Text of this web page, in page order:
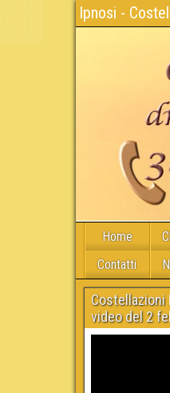
Ipnosi -
Home
Contatti
Costellazioni
video del 2